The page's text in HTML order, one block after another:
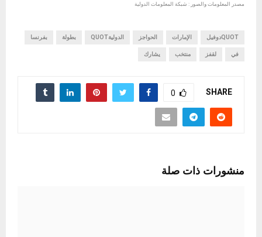
مصدر المعلومات والصور : شبكة المعلومات الدولية
QUOTدوفيل الإمارات الحواجز الدوليةQUOT بطولة بفرنسا
في لقفز منتخب يشارك
SHARE
0
منشورات ذات صلة